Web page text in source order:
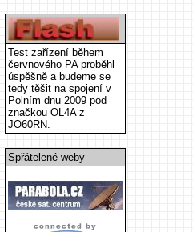
Test zařízení během
červnového PA proběhl
úspěšně a budeme se
tedy těšit na spojení v
Polním dnu 2009 pod
značkou OL4A z
JO60RN.
Spřátelené weby